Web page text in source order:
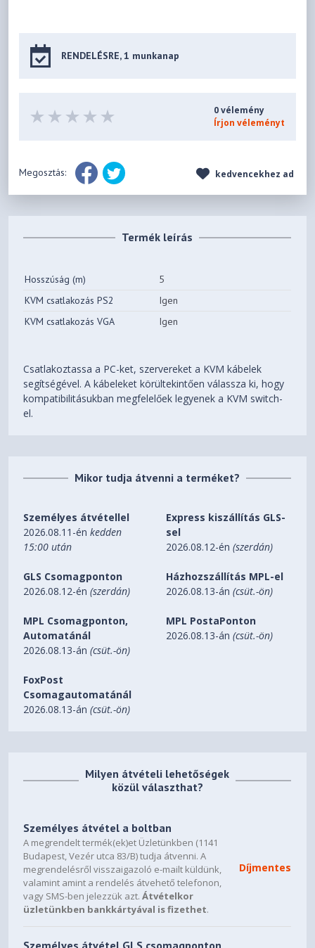
RENDELÉSRE, 1 munkanap
0 vélemény
Írjon véleményt
Megosztás: kedvencekhez ad
Termék leírás
Hosszúság (m)
5
KVM csatlakozás PS2
Igen
KVM csatlakozás VGA
Igen
Csatlakoztassa a PC-ket, szervereket a KVM kábelek
segítségével. A kábeleket körültekintően válassza ki, hogy
kompatibilitásukban megfelelőek legyenek a KVM switch-
el.
Mikor tudja átvenni a terméket?
Személyes átvétellel
2026.08.11-énkedden
15:00 után
Express kiszállítás GLS-
sel
2026.08.12-én(szerdán)
GLS Csomagponton
2026.08.12-én(szerdán)
Házhozszállítás MPL-el
2026.08.13-án(csüt.-ön)
MPL Csomagponton,
Automatánál
2026.08.13-án(csüt.-ön)
MPL PostaPonton
2026.08.13-án(csüt.-ön)
FoxPost
Csomagautomatánál
2026.08.13-án(csüt.-ön)
Milyen átvételi lehetőségek
közül választhat?
Személyes átvétel a boltban
A megrendelt termék(ek)et Üzletünkben (1141
Budapest, Vezér utca 83/B) tudja átvenni. A
megrendelésről visszaigazoló e-mailt küldünk,
valamint amint a rendelés átvehető telefonon,
vagy SMS-ben jelezzük azt.Átvételkor
üzletünkben bankkártyával is fizethet.
Díjmentes